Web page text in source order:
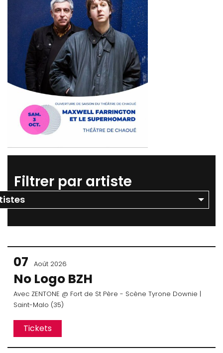
Filtrer par artiste
07 Août 2026
No Logo BZH
Avec ZENTONE @ Fort de St Père - Scène Tyrone Downie |
Saint-Malo (35)
Tickets